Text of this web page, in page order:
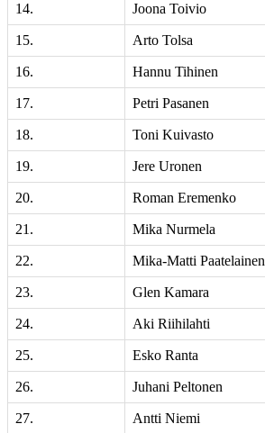
14. Joona Toivio
15. Arto Tolsa
16. Hannu Tihinen
17. Petri Pasanen
18. Toni Kuivasto
19. Jere Uronen
20. Roman Eremenko
21. Mika Nurmela
22. Mika-Matti Paatelainen
23. Glen Kamara
24. Aki Riihilahti
25. Esko Ranta
26. Juhani Peltonen
27. Antti Niemi